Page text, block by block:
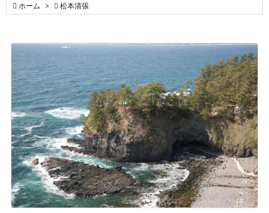
 ホーム >  松本清張